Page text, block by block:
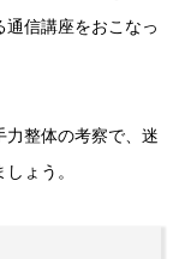
信講座をおこなっ
整体の考察で、迷
ょう。